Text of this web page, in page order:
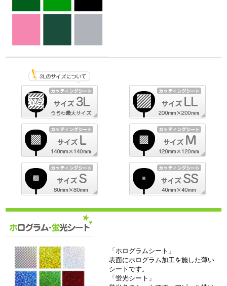
「ホログラムシート」
表面にホログラム加工を施した薄い
シートです。
「蛍光シート」